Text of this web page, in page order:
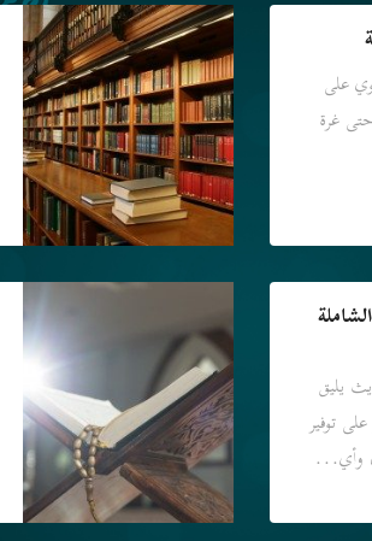
على
غرة
يليق
توفير
وأي...